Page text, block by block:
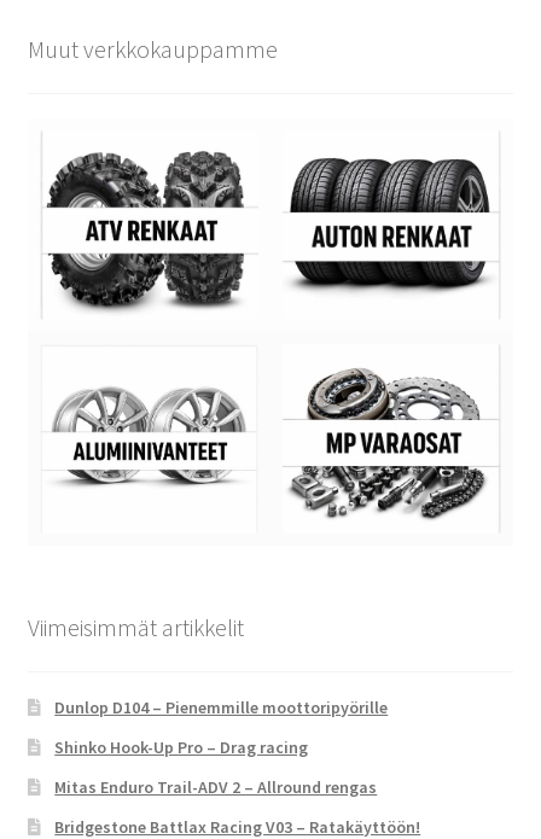
Muut verkkokauppamme
Viimeisimmät artikkelit
Dunlop D104 – Pienemmille moottoripyörille
Shinko Hook-Up Pro – Drag racing
Mitas Enduro Trail-ADV 2 – Allround rengas
Bridgestone Battlax Racing V03 – Ratakäyttöön!